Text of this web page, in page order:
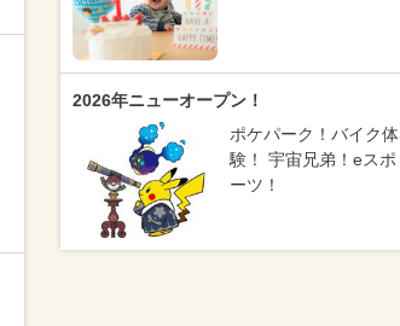
2026年ニューオープン！
ポケパーク！バイク体
験！ 宇宙兄弟！eスポ
ーツ！